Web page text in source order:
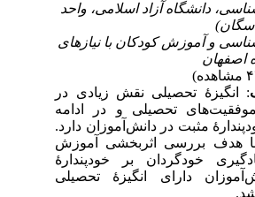
دانشگاه آزاد اسلامی، واحد
و آموزش کودکان با نیازهای
اصفهان
انگیزهٔ تحصیلی نقش زیادی در
تحصیلی و در ادامه
مثبت در دانش‌آموزان دارد.
هدف بررسی اثربخشی آموزش
خودگردان بر خودپندارهٔ
دارای انگیزهٔ تحصیلی